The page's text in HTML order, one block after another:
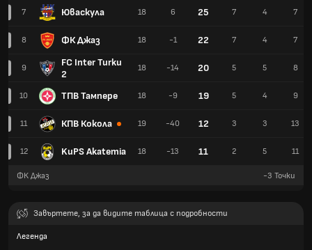
7 Юваскула
8 ФК Джаз
9
FC Inter Turku
2
10 ТПВ Тампере
11 КПВ Кокола
12 KuPS Akatemia
18 6 25 7 4 7
18 -1 22 7 4 7
18 -14 20 5 5 8
18 -9 19 5 4 9
19 -40 12 3 3 13
18 -13 11 2 5 11
ФК Джаз -3 Точки
Завъртете, за да видите таблица с подробности
Легенда